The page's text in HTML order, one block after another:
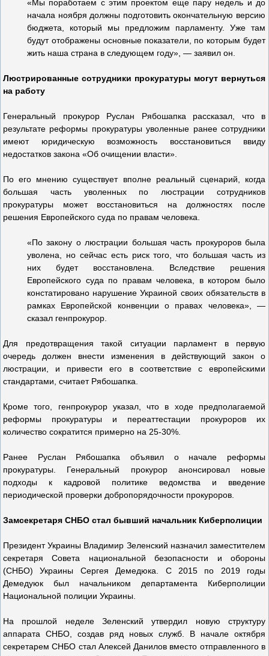
«Мы поработаем с этим проектом еще пару недель и до
начала ноября должны подготовить окончательную версию
бюджета, который мы предложим парламенту. Уже там
будут отображены основные показатели, по которым будет
жить наша страна в следующем году», — заявил он.
Люстрированные сотрудники прокуратуры могут вернуться
на работу
Генеральный прокурор Руслан Рябошапка рассказал, что в
результате реформы прокуратуры уволенные ранее сотрудники
имеют юридическую возможность восстановиться ввиду
недостатков закона «Об очищении власти».
По его мнению существует вполне реальный сценарий, когда
большая часть уволенных по люстрации сотрудников
прокуратуры может восстановиться на должностях после
решения Европейского суда по правам человека.
«По закону о люстрации большая часть прокуроров была
уволена, но сейчас есть риск того, что большая часть из
них будет восстановлена. Вследствие решения
Европейского суда по правам человека, в котором было
констатировано нарушение Украиной своих обязательств в
рамках Европейской конвенции о правах человека», —
сказал генпрокурор.
Для предотвращения такой ситуации парламент в первую
очередь должен внести изменения в действующий закон о
люстрации, и привести его в соответствие с европейскими
стандартами, считает Рябошапка.
Кроме того, генпрокурор указал, что в ходе предполагаемой
реформы прокуратуры и переаттестации прокуроров их
количество сократится примерно на 25-30%.
Ранее Руслан Рябошапка объявил о начале реформы
прокуратуры. Генеральный прокурор анонсировал новые
подходы к кадровой политике ведомства и введение
периодической проверки добропорядочности прокуроров.
Замсекретаря СНБО стал бывший начальник Киберполиции
Президент Украины Владимир Зеленский назначил заместителем
секретаря Совета национальной безопасности и обороны
(СНБО) Украины Сергея Демедюка. С 2015 по 2019 годы
Демедуюк был начальником департамента Киберполиции
Национальной полиции Украины.
На прошлой неделе Зеленский утвердил новую структуру
аппарата СНБО, создав ряд новых служб. В начале октября
секретарем СНБО стал Алексей Данилов вместо отправленного в